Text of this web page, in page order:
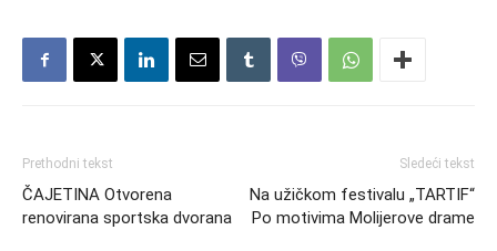
Prethodni tekst
ČAJETINA Otvorena
renovirana sportska dvorana
Sledeći tekst
Na užičkom festivalu „TARTIF“
Po motivima Molijerove drame